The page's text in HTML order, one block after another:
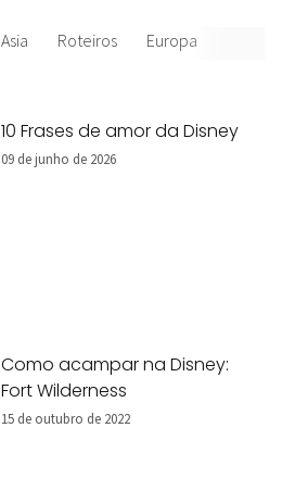
Asia Roteiros Europa
10 Frases de amor da Disney
09 de junho de 2026
Como acampar na Disney:
Fort Wilderness
15 de outubro de 2022